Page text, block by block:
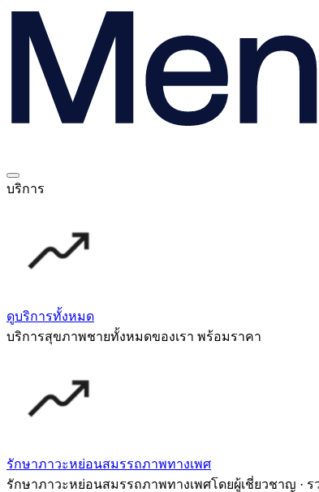
บริการ
ดูบริการทั้งหมด
บริการสุขภาพชายทั้งหมดของเรา พร้อมราคา
รักษาภาวะหย่อนสมรรถภาพทางเพศ
รักษาภาวะหย่อนสมรรถภาพทางเพศโดยผู้เชี่ยวชาญ · รว